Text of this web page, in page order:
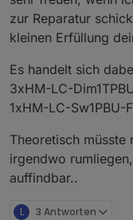
zur Reparatur
kleinen Erfüllung
Es handelt sich
3xHM-LC-
1xHM-LC-Sw1PBU-
Theoretisch
irgendwo
auffindbar..
L 3 Antworten